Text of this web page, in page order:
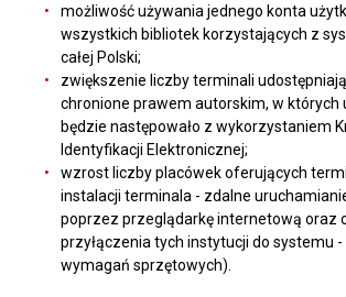
możliwość używania jednego konta
wszystkich bibliotek korzystających z
całej Polski;
zwiększenie liczby terminali
chronione prawem autorskim, w których
będzie następowało z wykorzystaniem
Identyfikacji Elektronicznej;
wzrost liczby placówek oferujących
instalacji terminala - zdalne
poprzez przeglądarkę internetową oraz
przyłączenia tych instytucji do systemu -
wymagań sprzętowych).